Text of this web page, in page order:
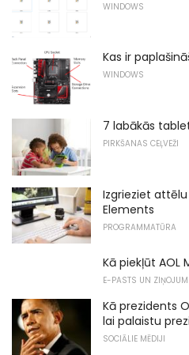
WINDOWS
Kas ir
WINDOWS
7 labākās
PIRKŠANAS CEĻVEŽI
Izgrieziet
Elements
PROGRAMMATŪRA
Kā piekļūt AOL
E-PASTS UN ZIŅOJUMI
Kā prezidents
lai palaistu
SOCIĀLIE MĒDIJI